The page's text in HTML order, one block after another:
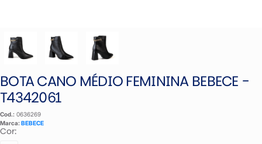
BOTA CANO MÉDIO FEMININA BEBECE -
T4342061
Cod.: 0636269
Marca: BEBECE
Cor: